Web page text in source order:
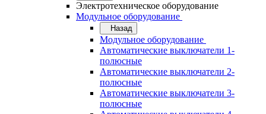
Электротехническое оборудование
Модульное оборудование
Назад
Модульное оборудование
Автоматические выключатели 1-
полюсные
Автоматические выключатели 2-
полюсные
Автоматические выключатели 3-
полюсные